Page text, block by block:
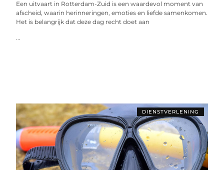
Een uitvaart in Rotterdam-Zuid is een waardevol moment van
afscheid, waarin herinneringen, emoties en liefde samenkomen.
Het is belangrijk dat deze dag recht doet aan
...
DIENSTVERLENING